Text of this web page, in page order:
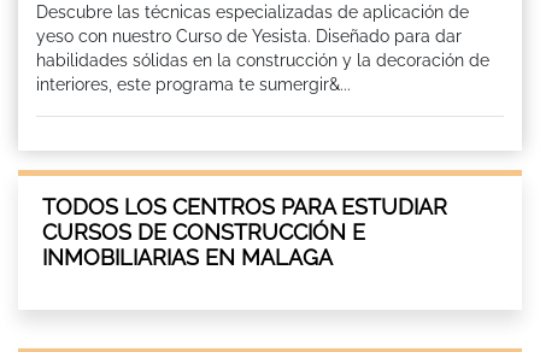
Descubre las técnicas especializadas de aplicación de
yeso con nuestro Curso de Yesista. Diseñado para dar
habilidades sólidas en la construcción y la decoración de
interiores, este programa te sumergir&...
TODOS LOS CENTROS PARA ESTUDIAR
CURSOS DE CONSTRUCCIÓN E
INMOBILIARIAS EN MALAGA